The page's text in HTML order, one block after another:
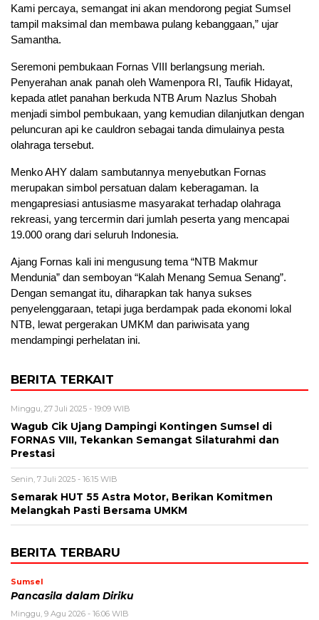
Kami percaya, semangat ini akan mendorong pegiat Sumsel
tampil maksimal dan membawa pulang kebanggaan,” ujar
Samantha.
Seremoni pembukaan Fornas VIII berlangsung meriah.
Penyerahan anak panah oleh Wamenpora RI, Taufik Hidayat,
kepada atlet panahan berkuda NTB Arum Nazlus Shobah
menjadi simbol pembukaan, yang kemudian dilanjutkan dengan
peluncuran api ke cauldron sebagai tanda dimulainya pesta
olahraga tersebut.
Menko AHY dalam sambutannya menyebutkan Fornas
merupakan simbol persatuan dalam keberagaman. Ia
mengapresiasi antusiasme masyarakat terhadap olahraga
rekreasi, yang tercermin dari jumlah peserta yang mencapai
19.000 orang dari seluruh Indonesia.
Ajang Fornas kali ini mengusung tema “NTB Makmur
Mendunia” dan semboyan “Kalah Menang Semua Senang”.
Dengan semangat itu, diharapkan tak hanya sukses
penyelenggaraan, tetapi juga berdampak pada ekonomi lokal
NTB, lewat pergerakan UMKM dan pariwisata yang
mendampingi perhelatan ini.
BERITA TERKAIT
Minggu, 27 Juli 2025 - 19:09 WIB
Wagub Cik Ujang Dampingi Kontingen Sumsel di
FORNAS VIII, Tekankan Semangat Silaturahmi dan
Prestasi
Senin, 7 Juli 2025 - 16:15 WIB
Semarak HUT 55 Astra Motor, Berikan Komitmen
Melangkah Pasti Bersama UMKM
BERITA TERBARU
Sumsel
Pancasila dalam Diriku
Minggu, 9 Agu 2026 - 16:06 WIB